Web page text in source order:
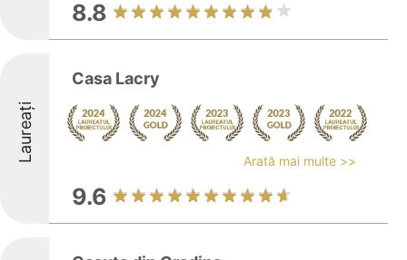
8.8
Laureați
Casa Lacry
Arată mai multe >>
9.6